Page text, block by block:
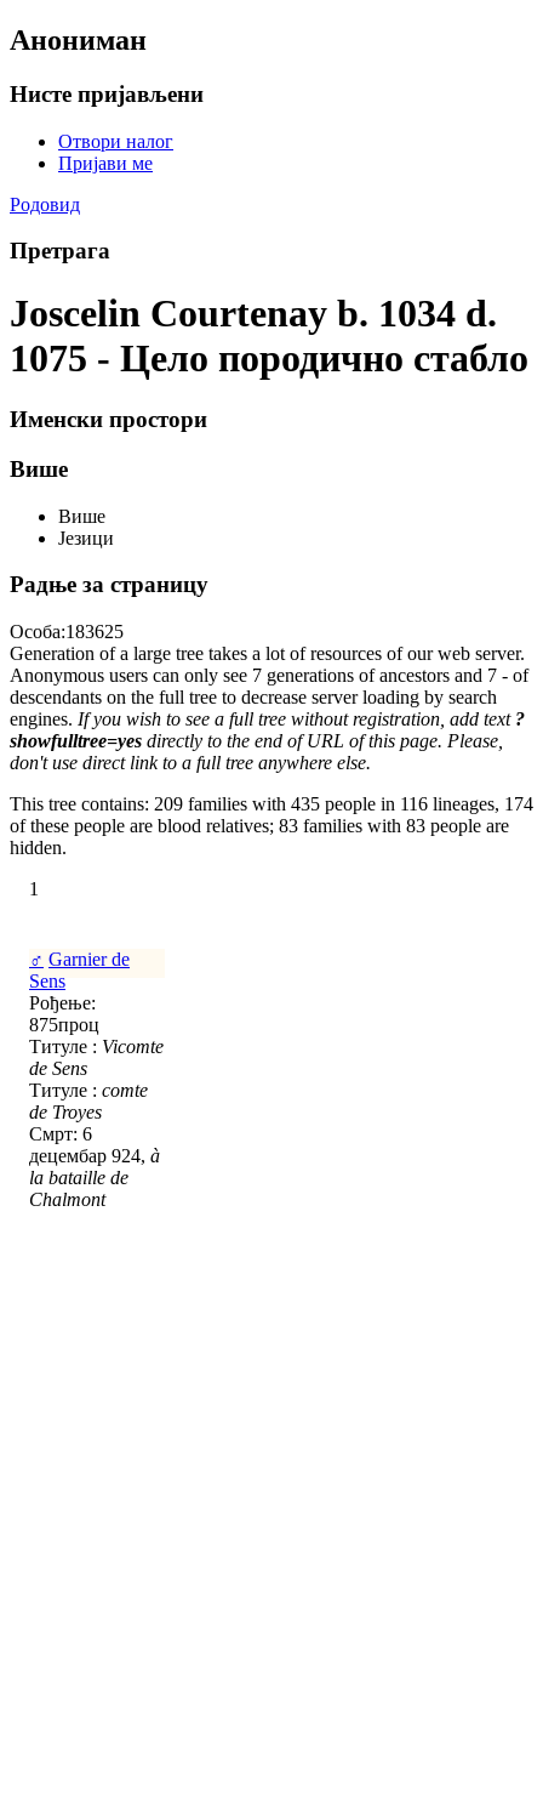
Анониман
Нисте пријављени
Отвори налог
Пријави ме
Родовид
Претрага
Joscelin Courtenay b. 1034 d.
1075 - Цело породично стабло
Именски простори
Више
Више
Језици
Радње за страницу
Особа:183625
Generation of a large tree takes a lot of resources of our web server.
Anonymous users can only see 7 generations of ancestors and 7 - of
descendants on the full tree to decrease server loading by search
engines. If you wish to see a full tree without registration, add text ?
showfulltree=yes directly to the end of URL of this page. Please,
don't use direct link to a full tree anywhere else.
This tree contains: 209 families with 435 people in 116 lineages, 174
of these people are blood relatives; 83 families with 83 people are
hidden.
1
♂ Garnier de
Sens
Рођење:
875проц
Титуле : Vicomte
de Sens
Титуле : comte
de Troyes
Смрт: 6
децембар 924, à
la bataille de
Chalmont